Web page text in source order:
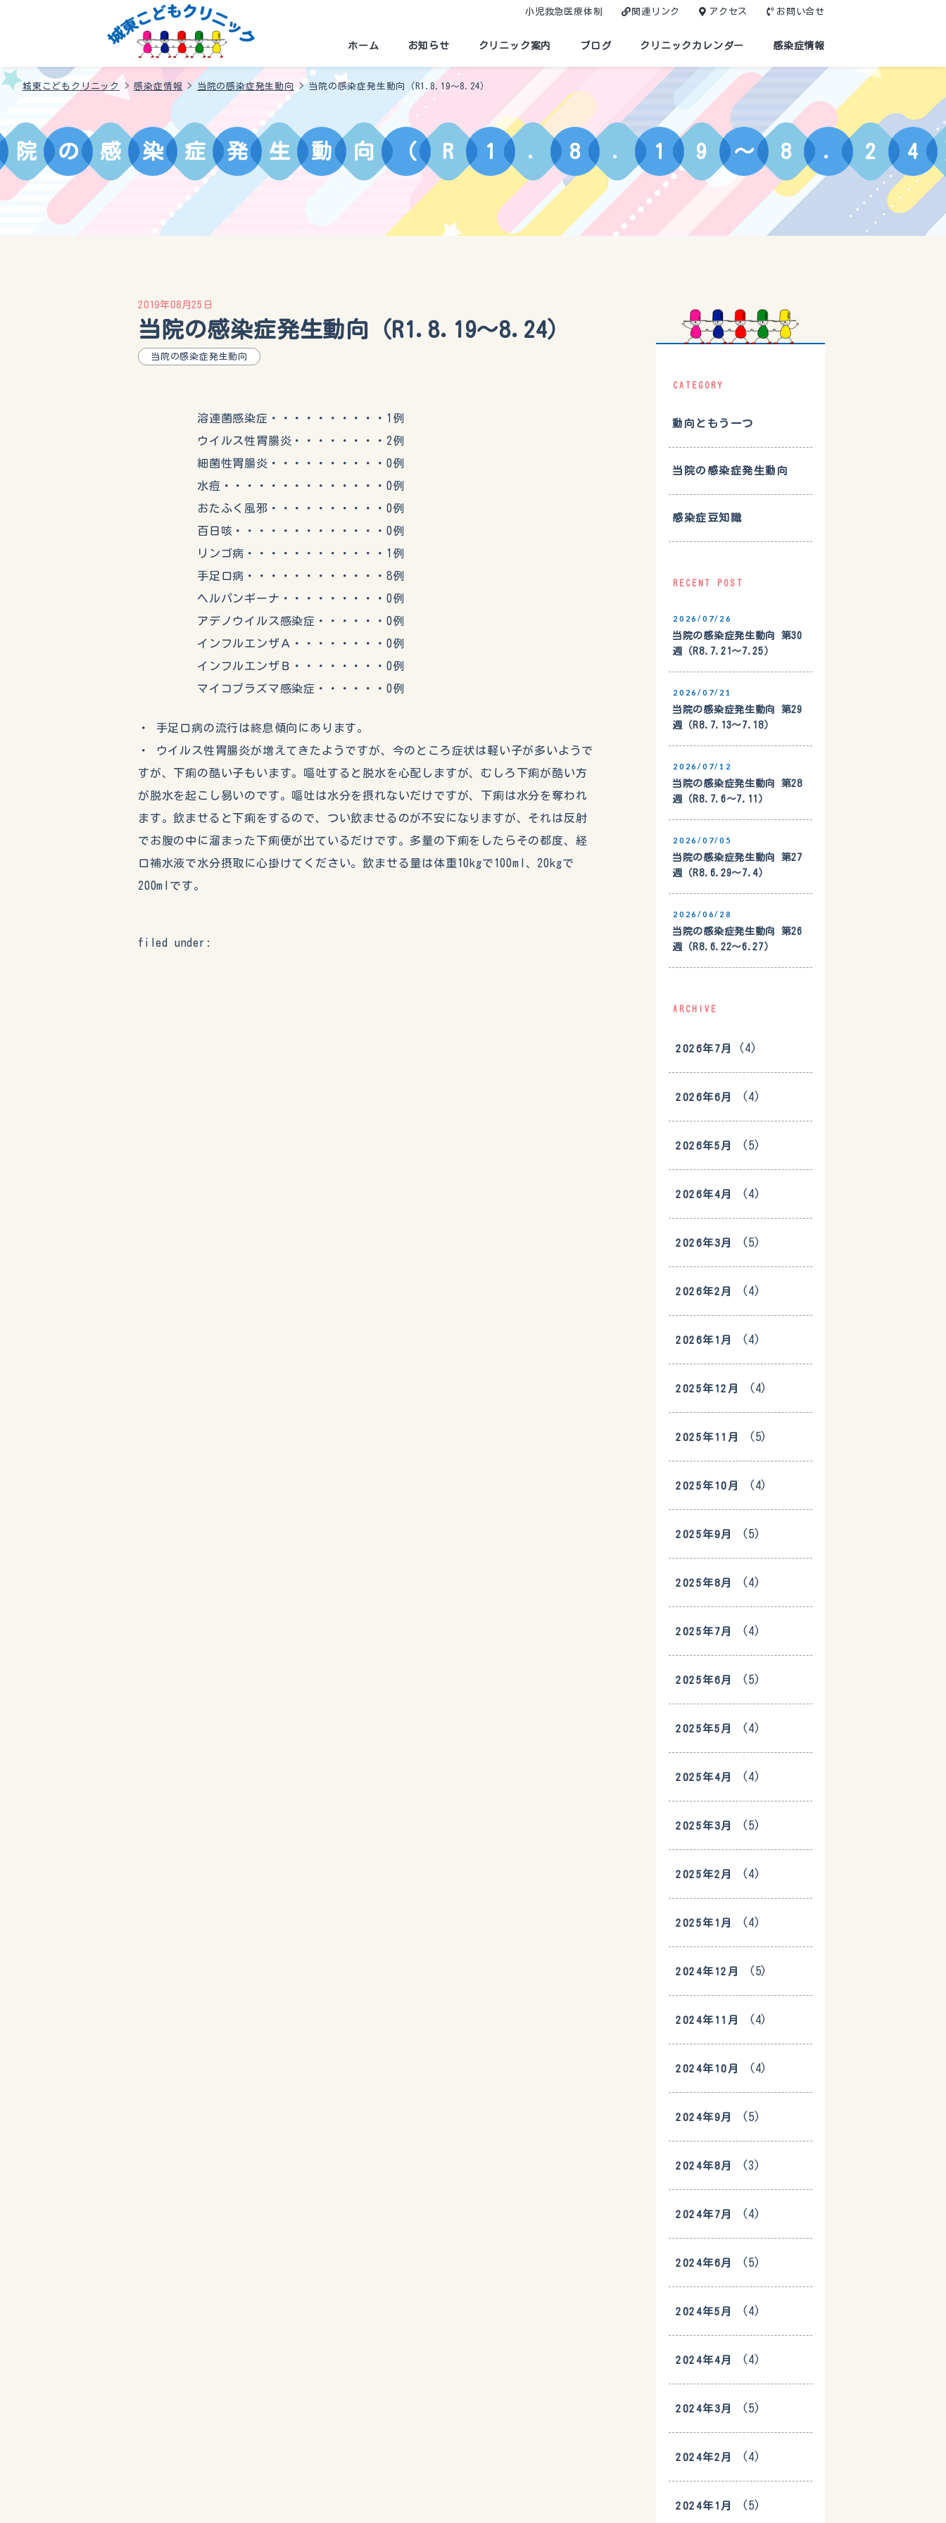
小児救急医療体制 関連リンク アクセス お問い合せ
ホーム お知らせ クリニック案内 ブログ クリニックカレンダー 感染症情報
城東こどもクリニック >感染症情報 > 当院の感染症発生動向 > 当院の感染症発生動向（R1.8.19～8.24）
院 の 感 染 症 発 生 動 向 （ R 1 . 8 . 1 9 ～ 8 . 2 4
2019年08月25日
当院の感染症発生動向（R1.8.19～8.24）
当院の感染症発生動向
溶連菌感染症・・・・・・・・・・1例
ウイルス性胃腸炎・・・・・・・・2例
細菌性胃腸炎・・・・・・・・・・0例
水痘・・・・・・・・・・・・・・0例
おたふく風邪・・・・・・・・・・0例
百日咳・・・・・・・・・・・・・0例
リンゴ病・・・・・・・・・・・・1例
手足口病・・・・・・・・・・・・8例
ヘルパンギーナ・・・・・・・・・0例
アデノウイルス感染症・・・・・・0例
インフルエンザＡ・・・・・・・・0例
インフルエンザＢ・・・・・・・・0例
マイコプラズマ感染症・・・・・・0例
・ 手足口病の流行は終息傾向にあります。
・ ウイルス性胃腸炎が増えてきたようですが、今のところ症状は軽い子が多いようで
すが、下痢の酷い子もいます。嘔吐すると脱水を心配しますが、むしろ下痢が酷い方
が脱水を起こし易いのです。嘔吐は水分を摂れないだけですが、下痢は水分を奪われ
ます。飲ませると下痢をするので、つい飲ませるのが不安になりますが、それは反射
でお腹の中に溜まった下痢便が出ているだけです。多量の下痢をしたらその都度、経
口補水液で水分摂取に心掛けてください。飲ませる量は体重10kgで100ml、20kgで
200mlです。
filed under:
CATEGORY
動向ともう一つ
当院の感染症発生動向
感染症豆知識
RECENT POST
2026/07/26
当院の感染症発生動向 第30
週（R8.7.21〜7.25）
2026/07/21
当院の感染症発生動向 第29
週（R8.7.13〜7.18）
2026/07/12
当院の感染症発生動向 第28
週（R8.7.6〜7.11）
2026/07/05
当院の感染症発生動向 第27
週（R8.6.29〜7.4）
2026/06/28
当院の感染症発生動向 第26
週（R8.6.22〜6.27）
ARCHIVE
2026年7月 (4)
2026年6月 (4)
2026年5月 (5)
2026年4月 (4)
2026年3月 (5)
2026年2月 (4)
2026年1月 (4)
2025年12月 (4)
2025年11月 (5)
2025年10月 (4)
2025年9月 (5)
2025年8月 (4)
2025年7月 (4)
2025年6月 (5)
2025年5月 (4)
2025年4月 (4)
2025年3月 (5)
2025年2月 (4)
2025年1月 (4)
2024年12月 (5)
2024年11月 (4)
2024年10月 (4)
2024年9月 (5)
2024年8月 (3)
2024年7月 (4)
2024年6月 (5)
2024年5月 (4)
2024年4月 (4)
2024年3月 (5)
2024年2月 (4)
2024年1月 (5)